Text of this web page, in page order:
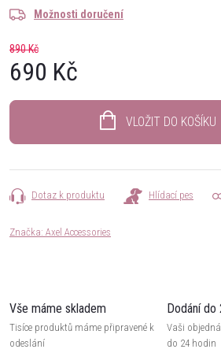
Možnosti doručení
890 Kč
690 Kč
VLOŽIT DO KOŠÍKU
Dotaz k produktu Hlídací pes
Značka: Axel Accessories
Vše máme skladem
Tisíce produktů máme připravené k
odeslání
Dodání do
Vaši
do 24 hodin